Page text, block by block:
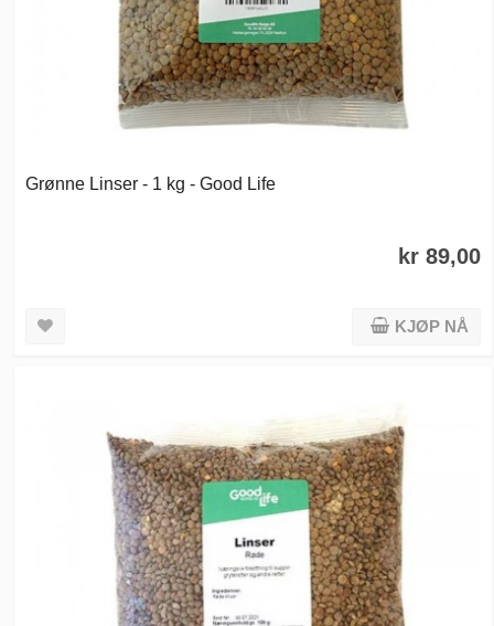
Grønne Linser - 1 kg - Good Life
kr 89,00
KJØP NÅ